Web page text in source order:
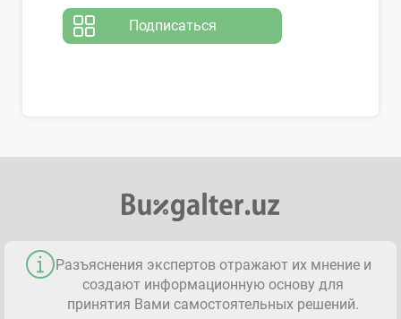
Подписаться
Разъяснения экспертов отражают их мнение и
создают информационную основу для
принятия Вами самостоятельных решений.